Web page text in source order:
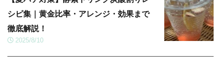
シピ集｜黄金比率・アレンジ・効果まで
徹底解説！
2025/8/10